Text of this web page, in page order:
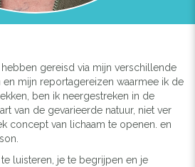
gereisd via mijn verschillende
mijn reportagereizen waarmee ik de
ben ik neergestreken in de
van de gevarieerde natuur, niet ver
concept van lichaam te openen. en
luisteren, je te begrijpen en je